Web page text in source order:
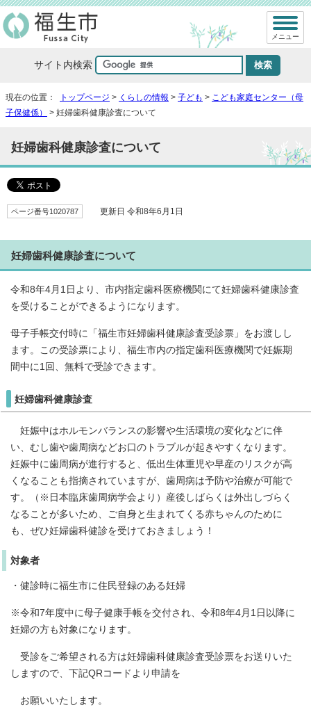
サイト内検索
メニュー
現在の位置： トップページ > くらしの情報 > 子ども > こども家庭センター（母
子保健係）
> 妊婦歯科健康診査について
妊婦歯科健康診査について
ページ番号1020787 更新日 令和8年6月1日
妊婦歯科健康診査について
令和8年4月1日より、市内指定歯科医療機関にて妊婦歯科健康診査
を受けることができるようになります。
母子手帳交付時に「福生市妊婦歯科健康診査受診票」をお渡しし
ます。この受診票により、福生市内の指定歯科医療機関で妊娠期
間中に1回、無料で受診できます。
妊婦歯科健康診査
妊娠中はホルモンバランスの影響や生活環境の変化などに伴
い、むし歯や歯周病などお口のトラブルが起きやすくなります。
妊娠中に歯周病が進行すると、低出生体重児や早産のリスクが高
くなることも指摘されていますが、歯周病は予防や治療が可能で
す。（※日本臨床歯周病学会より）産後しばらくは外出しづらく
なることが多いため、ご自身と生まれてくる赤ちゃんのために
も、ぜひ妊婦歯科健診を受けておきましょう！
対象者
・健診時に福生市に住民登録のある妊婦
※令和7年度中に母子健康手帳を交付され、令和8年4月1日以降に
妊婦の方も対象になります。
受診をご希望される方は妊婦歯科健康診査受診票をお送りいた
しますので、下記QRコードより申請を
お願いいたします。